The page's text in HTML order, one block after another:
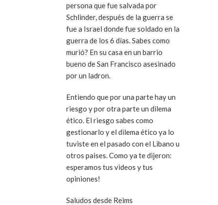
persona que fue salvada por
Schlinder, después de la guerra se
fue a Israel donde fue soldado en la
guerra de los 6 días. Sabes como
murió? En su casa en un barrio
bueno de San Francisco asesinado
por un ladron.
Entiendo que por una parte hay un
riesgo y por otra parte un dilema
ético. El riesgo sabes como
gestionarlo y el dilema ético ya lo
tuviste en el pasado con el Libano u
otros paises. Como ya te dijeron:
esperamos tus videos y tus
opiniones!
Saludos desde Reims